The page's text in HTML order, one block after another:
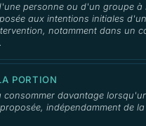
personne ou d'un groupe à
aux intentions initiales
notamment dans un
PORTION
consommer davantage
indépendamment de